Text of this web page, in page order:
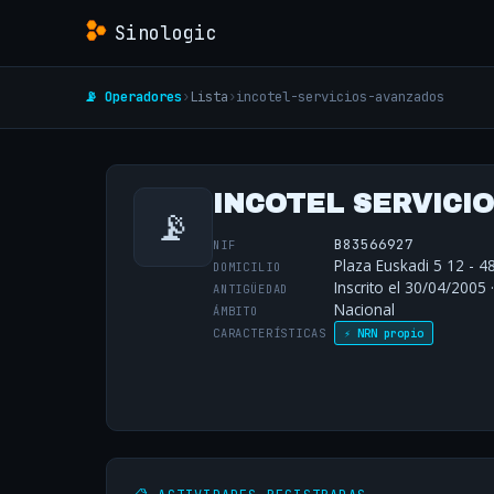
Sinologic
📡 Operadores› Lista›incotel-servicios-avanzados
📡 INCOTEL
NIF B83566927
DOMICILIO Plaza Euskadi 5 12 -
ANTIGÜEDAD Inscrito el 30/04/2005
ÁMBITO Nacional
CARACTERÍSTICAS ⚡ NRN propio